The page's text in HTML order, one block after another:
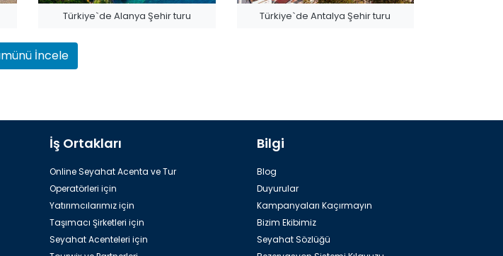
Türkiye`de Alanya Şehir turu Türkiye`de Antalya Şehir turu
İncele
İş Ortakları
Online Seyahat Acenta ve Tur
Operatörleri için
Yatırımcılarımız için
Taşımacı Şirketleri için
Seyahat Acenteleri için
Bilgi
Blog
Duyurular
Kampanyaları Kaçırmayın
Bizim Ekibimiz
Seyahat Sözlüğü